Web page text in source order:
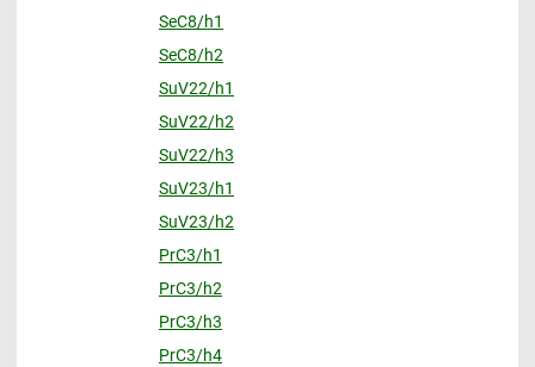
SeC8/h1
SeC8/h2
SuV22/h1
SuV22/h2
SuV22/h3
SuV23/h1
SuV23/h2
PrC3/h1
PrC3/h2
PrC3/h3
PrC3/h4